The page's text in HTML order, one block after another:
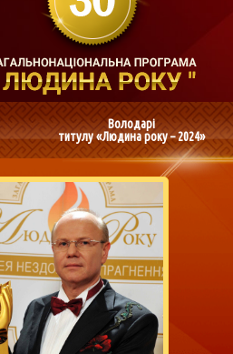
Володарі
титулу «Людина року – 2024»